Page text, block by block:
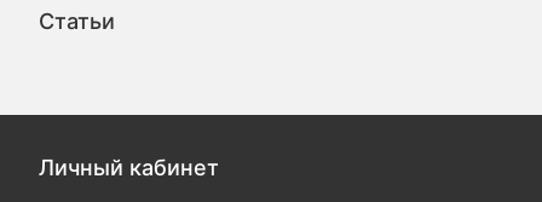
Статьи
Личный кабинет